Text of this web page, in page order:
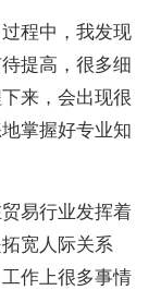
程中，我发现
提高，很多细
来，会出现很
掌握好专业知
易行业发挥着
宽人际关系
作上很多事情